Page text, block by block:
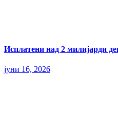
Исплатени над 2 милијарди
јуни 16, 2026